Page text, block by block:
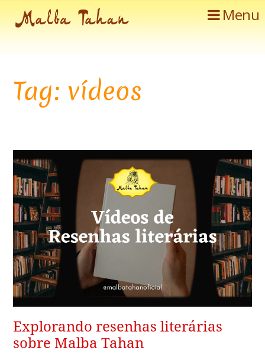
Menu
Tag: vídeos
Explorando resenhas literárias
sobre Malba Tahan